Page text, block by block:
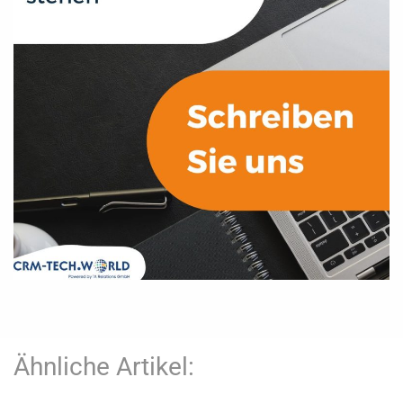
Ähnliche Artikel: